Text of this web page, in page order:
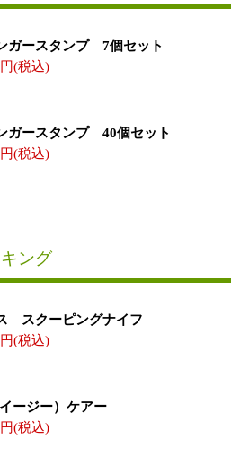
ガースタンプ 7個セット
ガースタンプ 40個セット
ング
スクーピングナイフ
ージー）ケアー